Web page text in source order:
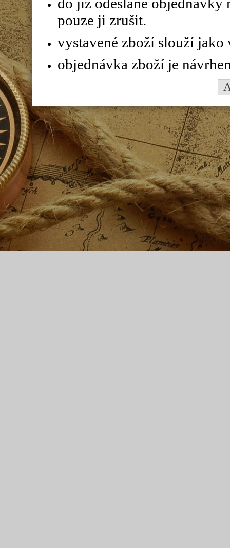
pouze ji zrušit.
vystavené zboží slouží
objednávka zboží je